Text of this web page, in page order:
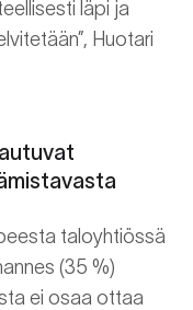
läpi ja
Huotari
taloyhtiössä
(35 %)
ei osaa ottaa